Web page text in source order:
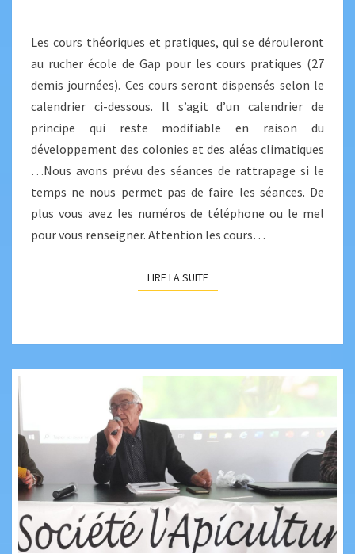
Les cours théoriques et pratiques, qui se dérouleront
au rucher école de Gap pour les cours pratiques (27
demis journées). Ces cours seront dispensés selon le
calendrier ci-dessous. Il s’agit d’un calendrier de
principe qui reste modifiable en raison du
développement des colonies et des aléas climatiques
…Nous avons prévu des séances de rattrapage si le
temps ne nous permet pas de faire les séances. De
plus vous avez les numéros de téléphone ou le mel
pour vous renseigner. Attention les cours…
LIRE LA SUITELIRE LA SUITE